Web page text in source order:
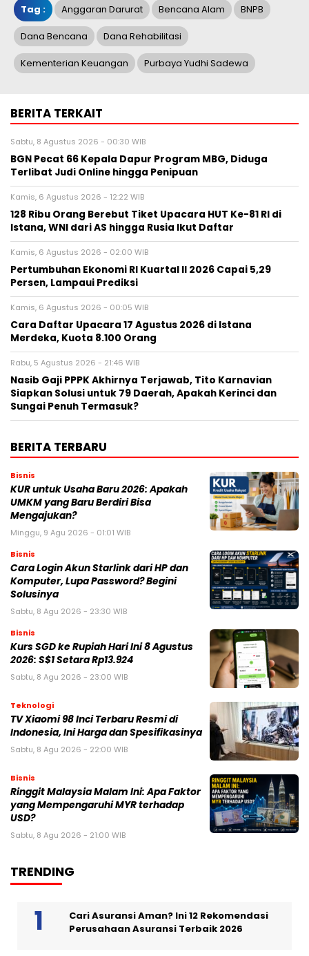
Tag : Anggaran Darurat Bencana Alam BNPB
Dana Bencana Dana Rehabilitasi
Kementerian Keuangan Purbaya Yudhi Sadewa
BERITA TERKAIT
Sabtu, 8 Agustus 2026 - 00:30 WIB
BGN Pecat 66 Kepala Dapur Program MBG, Diduga
Terlibat Judi Online hingga Penipuan
Kamis, 6 Agustus 2026 - 12:22 WIB
128 Ribu Orang Berebut Tiket Upacara HUT Ke-81 RI di
Istana, WNI dari AS hingga Rusia Ikut Daftar
Kamis, 6 Agustus 2026 - 02:00 WIB
Pertumbuhan Ekonomi RI Kuartal II 2026 Capai 5,29
Persen, Lampaui Prediksi
Kamis, 6 Agustus 2026 - 00:05 WIB
Cara Daftar Upacara 17 Agustus 2026 di Istana
Merdeka, Kuota 8.100 Orang
Rabu, 5 Agustus 2026 - 21:46 WIB
Nasib Gaji PPPK Akhirnya Terjawab, Tito Karnavian
Siapkan Solusi untuk 79 Daerah, Apakah Kerinci dan
Sungai Penuh Termasuk?
BERITA TERBARU
Bisnis
KUR untuk Usaha Baru 2026: Apakah
UMKM yang Baru Berdiri Bisa
Mengajukan?
Minggu, 9 Agu 2026 - 01:01 WIB
Bisnis
Cara Login Akun Starlink dari HP dan
Komputer, Lupa Password? Begini
Solusinya
Sabtu, 8 Agu 2026 - 23:30 WIB
Bisnis
Kurs SGD ke Rupiah Hari Ini 8 Agustus
2026: S$1 Setara Rp13.924
Sabtu, 8 Agu 2026 - 23:00 WIB
Teknologi
TV Xiaomi 98 Inci Terbaru Resmi di
Indonesia, Ini Harga dan Spesifikasinya
Sabtu, 8 Agu 2026 - 22:00 WIB
Bisnis
Ringgit Malaysia Malam Ini: Apa Faktor
yang Mempengaruhi MYR terhadap
USD?
Sabtu, 8 Agu 2026 - 21:00 WIB
TRENDING
Cari Asuransi Aman? Ini 12 Rekomendasi
Perusahaan Asuransi Terbaik 2026